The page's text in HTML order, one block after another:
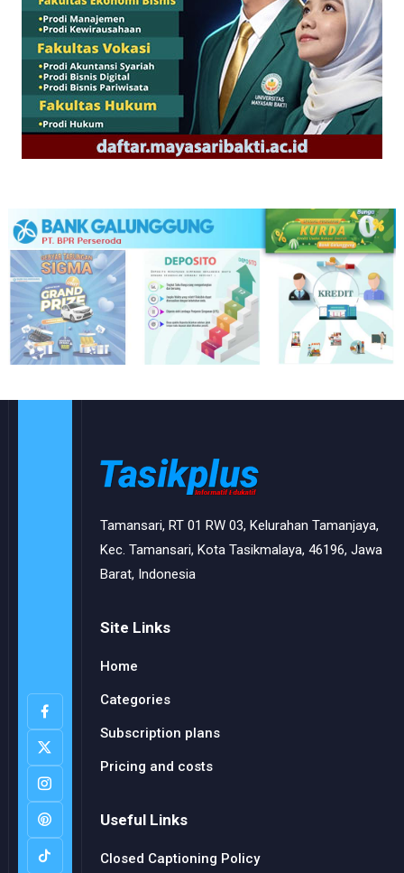
Tamansari, RT 01 RW 03, Kelurahan Tamanjaya,
Kec. Tamansari, Kota Tasikmalaya, 46196, Jawa
Barat, Indonesia
Site Links
Home
Categories
Subscription plans
Pricing and costs
Useful Links
Closed Captioning Policy